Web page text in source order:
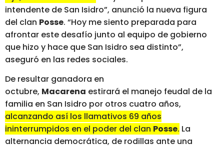
intendente de San Isidro”, anunció la nueva figura
del clan Posse. “Hoy me siento preparada para
afrontar este desafío junto al equipo de gobierno
que hizo y hace que San Isidro sea distinto”,
aseguró en las redes sociales.
De resultar ganadora en
octubre, Macarena estirará el manejo feudal de la
familia en San Isidro por otros cuatro años,
alcanzando así los llamativos 69 años
ininterrumpidos en el poder del clan Posse. La
alternancia democrática, de rodillas ante una